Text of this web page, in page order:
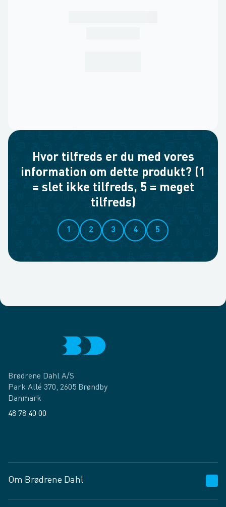
Hvor tilfreds er du med vores
information om dette produkt? (1
= slet ikke tilfreds, 5 = meget
tilfreds)
1 2 3 4 5
Brødrene Dahl A/S
Park Allé 370, 2605 Brøndby
Danmark
48 78 40 00
Om Brødrene Dahl